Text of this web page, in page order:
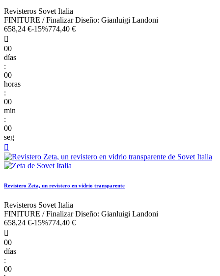
Revisteros Sovet Italia
FINITURE / Finalizar Diseño: Gianluigi Landoni
658,24 €-15%774,40 €

00
días
:
00
horas
:
00
min
:
00
seg

Revistero Zeta, un revistero en vidrio transparente
Revisteros Sovet Italia
FINITURE / Finalizar Diseño: Gianluigi Landoni
658,24 €-15%774,40 €

00
días
:
00